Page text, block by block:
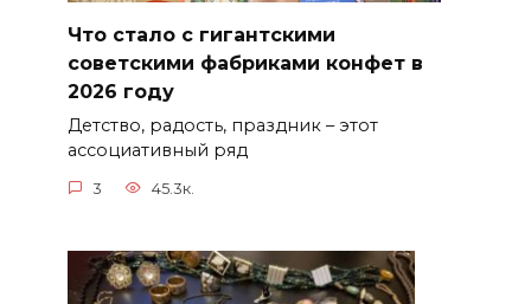
Что стало с гигантскими
советскими фабриками конфет в
2026 году
Детство, радость, праздник – этот
ассоциативный ряд
3 45.3к.